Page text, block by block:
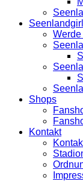
Shops
Kontakt